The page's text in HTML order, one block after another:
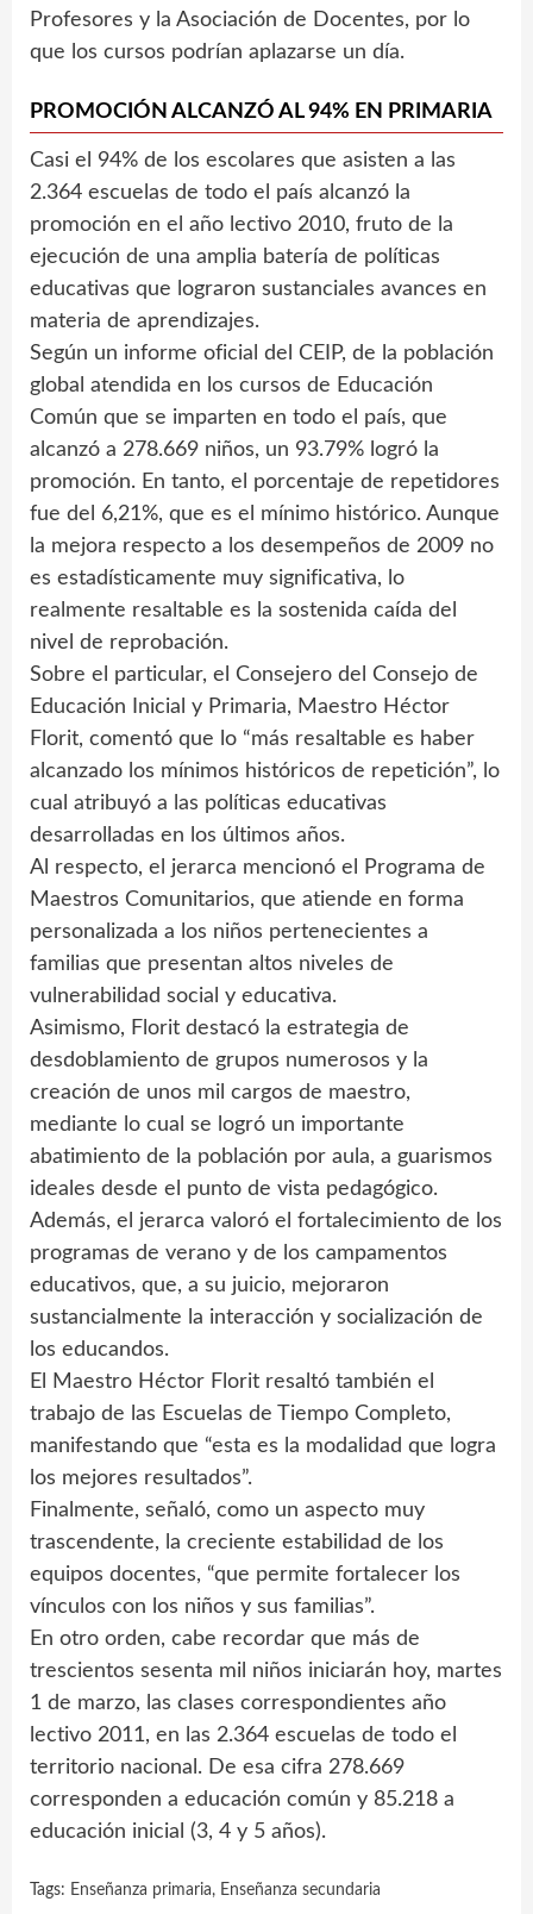
Profesores y la Asociación de Docentes, por lo
que los cursos podrían aplazarse un día.
PROMOCIÓN ALCANZÓ AL 94% EN PRIMARIA
Casi el 94% de los escolares que asisten a las
2.364 escuelas de todo el país alcanzó la
promoción en el año lectivo 2010, fruto de la
ejecución de una amplia batería de políticas
educativas que lograron sustanciales avances en
materia de aprendizajes.
Según un informe oficial del CEIP, de la población
global atendida en los cursos de Educación
Común que se imparten en todo el país, que
alcanzó a 278.669 niños, un 93.79% logró la
promoción. En tanto, el porcentaje de repetidores
fue del 6,21%, que es el mínimo histórico. Aunque
la mejora respecto a los desempeños de 2009 no
es estadísticamente muy significativa, lo
realmente resaltable es la sostenida caída del
nivel de reprobación.
Sobre el particular, el Consejero del Consejo de
Educación Inicial y Primaria, Maestro Héctor
Florit, comentó que lo “más resaltable es haber
alcanzado los mínimos históricos de repetición”, lo
cual atribuyó a las políticas educativas
desarrolladas en los últimos años.
Al respecto, el jerarca mencionó el Programa de
Maestros Comunitarios, que atiende en forma
personalizada a los niños pertenecientes a
familias que presentan altos niveles de
vulnerabilidad social y educativa.
Asimismo, Florit destacó la estrategia de
desdoblamiento de grupos numerosos y la
creación de unos mil cargos de maestro,
mediante lo cual se logró un importante
abatimiento de la población por aula, a guarismos
ideales desde el punto de vista pedagógico.
Además, el jerarca valoró el fortalecimiento de los
programas de verano y de los campamentos
educativos, que, a su juicio, mejoraron
sustancialmente la interacción y socialización de
los educandos.
El Maestro Héctor Florit resaltó también el
trabajo de las Escuelas de Tiempo Completo,
manifestando que “esta es la modalidad que logra
los mejores resultados”.
Finalmente, señaló, como un aspecto muy
trascendente, la creciente estabilidad de los
equipos docentes, “que permite fortalecer los
vínculos con los niños y sus familias”.
En otro orden, cabe recordar que más de
trescientos sesenta mil niños iniciarán hoy, martes
1 de marzo, las clases correspondientes año
lectivo 2011, en las 2.364 escuelas de todo el
territorio nacional. De esa cifra 278.669
corresponden a educación común y 85.218 a
educación inicial (3, 4 y 5 años).
Tags: Enseñanza primaria, Enseñanza secundaria